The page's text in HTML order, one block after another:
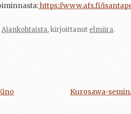
https://www.afs.fi/
Ajankohtaista, kirjoittanut elmiira.
Kurosawa-